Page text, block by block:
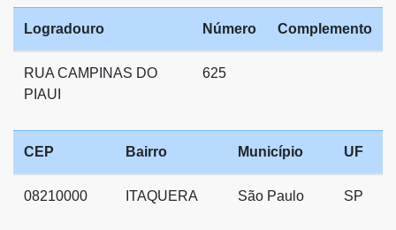
Logradouro Número Complemento
RUA CAMPINAS DO
PIAUI
625
CEP Bairro Município UF
08210000 ITAQUERA São Paulo SP